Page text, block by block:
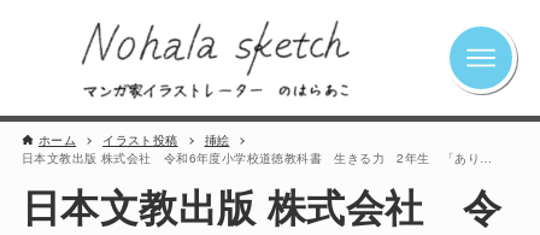
ホーム イラスト投稿
挿絵
日本文教出版 株式会社 令和6年度小学校道徳教科書 生きる力 2年生 「ありがとう」をつたえよう
日本文教出版 株式会社 令